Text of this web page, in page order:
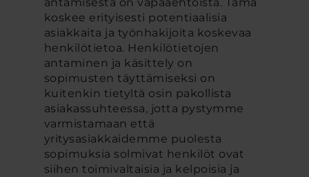
antamisesta on vapaaehtoista. Tämä
koskee erityisesti potentiaalisia
asiakkaita ja työnhakijoita koskevaa
henkilötietoa. Henkilötietojen
antaminen ja käsittely on
sopimusten täyttämiseksi on
kuitenkin tietyltä osin pakollista
asiakassuhteessa, jotta pystymme
varmistamaan että
yritysasiakkaidemme puolesta
sopimuksia solmivat henkilöt ovat
siihen toimivaltaisia ja kelpoisia ja